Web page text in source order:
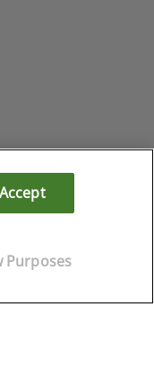
Purposes